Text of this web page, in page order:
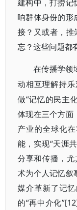
建构中，打捞记
响群体身份的形
接？又或者，推
忘？这些问题都
在传播学领
动相互理解持乐
做“记忆的民主
体现在三个方面
产业的全球化
能，实现“天涯
分享和传播，
术为个人记忆叙
媒介革新了记
的“再中介化